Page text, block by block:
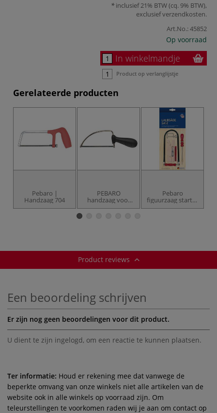
inclusief 21% BTW (cq. 9% BTW),
exclusiefverzendkosten.
Art.No.:45852
Op voorraad
In winkelmandje
Product op verlanglijstje
Gerelateerde producten
Pebaro |
Handzaag 704
PEBARO
handzaag voor
kinderen
Pebaro
figuurzaag starter
set, 12 stuks incl.
Product reviews
Een beoordeling schrijven
Er zijn nog geen beoordelingen voor dit product.
U dient te zijn ingelogd, om een reactie te kunnen plaatsen.
Ter informatie: Houd er rekening mee dat vanwege de
beperkte omvang van onze winkels niet alle artikelen van de
website ook in alle winkels op voorraad zijn. Om
teleurstellingen te voorkomen raden wij je aan om contact op